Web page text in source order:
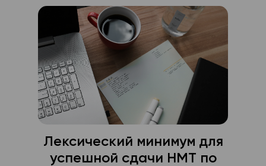
Лексический минимум для
успешной сдачи НМТ по